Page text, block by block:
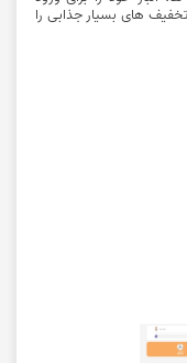
‌های بسیار جذابی را